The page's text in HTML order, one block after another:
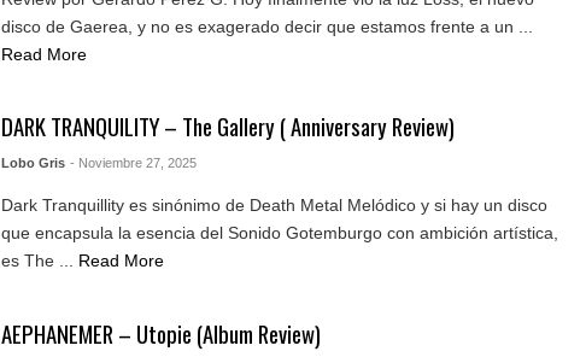
disco de Gaerea, y no es exagerado decir que estamos frente a un ...
Read More
DARK TRANQUILITY – The Gallery ( Anniversary Review)
Lobo Gris - Noviembre 27, 2025
Dark Tranquillity es sinónimo de Death Metal Melódico y si hay un disco
que encapsula la esencia del Sonido Gotemburgo con ambición artística,
es The ... Read More
AEPHANEMER – Utopie (Album Review)